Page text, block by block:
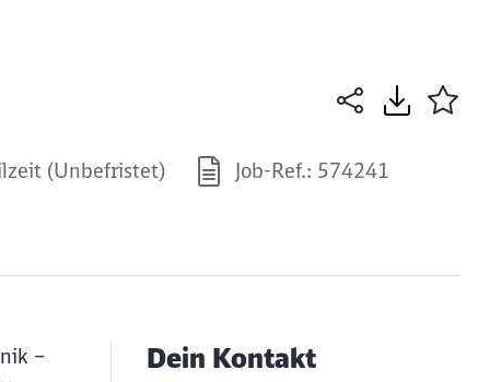
(Unbefristet) Job-Ref.: 574241
–
Dein Kontakt